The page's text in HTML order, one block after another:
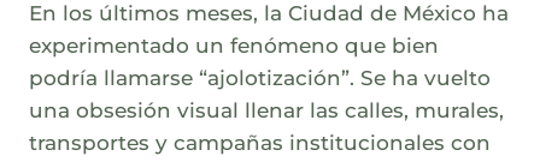
En los últimos meses, la Ciudad de México ha
experimentado un fenómeno que bien
podría llamarse “ajolotización”. Se ha vuelto
una obsesión visual llenar las calles, murales,
transportes y campañas institucionales con